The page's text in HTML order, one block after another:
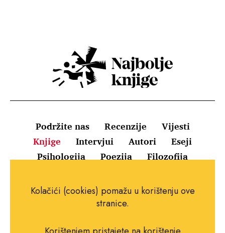
Podržite nas Recenzije
Vijesti
Knjige
Intervjui Autori
Eseji
Psihologija
Poezija Filozofija
Uvjeti korištenja
Pravila o kolačićima
Impressum
Kolačići (cookies) pomažu u korištenju ove
stranice.